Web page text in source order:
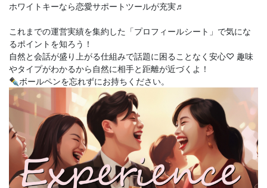
ホワイトキーなら恋愛サポートツールが充実♬
これまでの運営実績を集約した「プロフィールシート」で気にな
るポイントを知ろう！
自然と会話が盛り上がる仕組みで話題に困ることなく安心♡ 趣味
やタイプがわかるから自然に相手と距離が近づくよ！
✒ボールペンを忘れずにお持ちください。